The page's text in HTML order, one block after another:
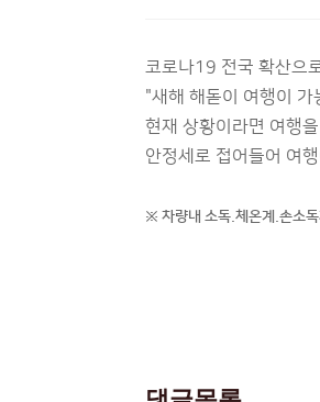
코로나19 전국 확산으
"새해 해돋이 여행이 가
현재 상황이라면 여행
안정세로 접어들어 여
※ 차량내 소독.체온계.손소독